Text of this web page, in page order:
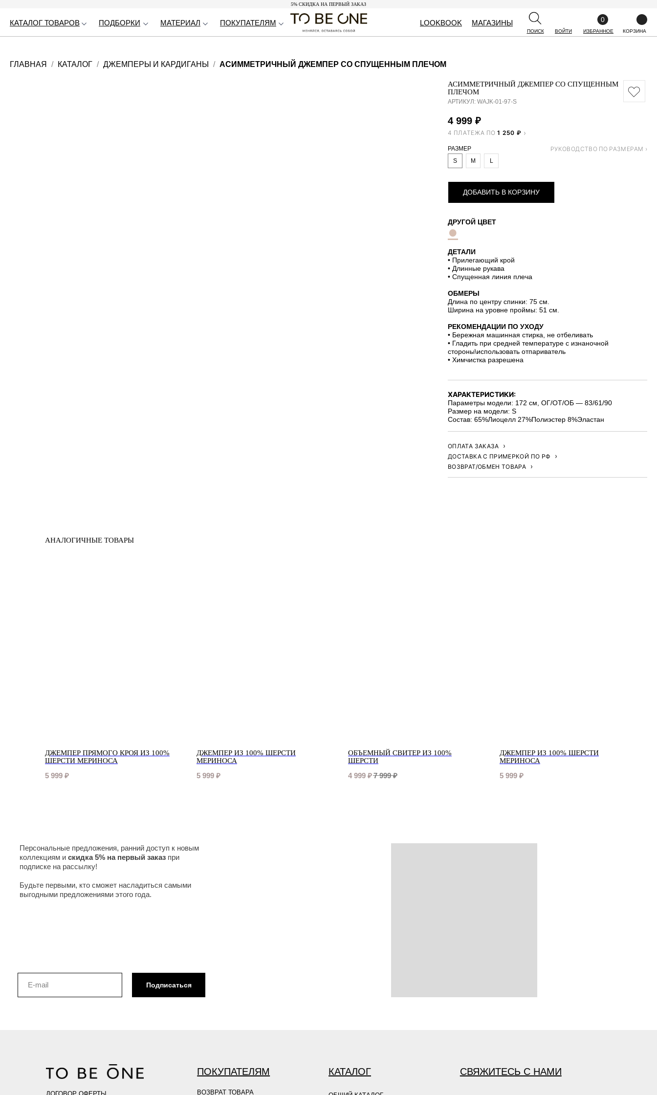
КАТАЛОГ ТОВАРОВ ПОКУПАТЕЛЯМ
МАТЕРИАЛ LOOKBOOK
ПОДБОРКИ МАГАЗИНЫ
5% СКИДКА НА ПЕРВЫЙ ЗАКАЗ
0
ВОЙТИ
ПОИСК ИЗБРАННОЕ КОРЗИНА
КАТАЛОГ ТОВАРОВ ПОКУПАТЕЛЯМ
МАТЕРИАЛ LOOKBOOK
ПОДБОРКИ МАГАЗИНЫ
5% СКИДКА НА ПЕРВЫЙ ЗАКАЗ
0
ВОЙТИ
ПОИСК ИЗБРАННОЕ КОРЗИНА
ГЛАВНАЯ КАТАЛОГ ДЖЕМПЕРЫ И КАРДИГАНЫ АСИММЕТРИЧНЫЙ ДЖЕМПЕР СО СПУЩЕННЫМ ПЛЕЧОМ
АСИММЕТРИЧНЫЙ ДЖЕМПЕР СО СПУЩЕННЫМ
ПЛЕЧОМ
АРТИКУЛ: WAJK-01-97-S
4 999 ₽
4 ПЛАТЕЖА ПО1 250 ₽
РАЗМЕР
S
M L
ДОБАВИТЬ В КОРЗИНУ
ДРУГОЙ ЦВЕТ
●
ДЕТАЛИ
• Прилегающий крой
• Длинные рукава
• Спущенная линия плеча
ОБМЕРЫ
Длина по центру спинки: 75 см.
Ширина на уровне проймы: 51 см.
РЕКОМЕНДАЦИИ ПО УХОДУ
• Бережная машинная стирка, не отбеливать
• Гладить при средней температуре с изнаночной
стороны\использовать отпариватель
• Химчистка разрешена
ХАРАКТЕРИСТИКИ:
Параметры модели: 172 см, ОГ/ОТ/ОБ — 83/61/90
Размер на модели: S
Состав: 65%Лиоцелл 27%Полиэстер 8%Эластан
ОПЛАТА ЗАКАЗА
ДОСТАВКА С ПРИМЕРКОЙ ПО РФ
ВОЗВРАТ/ОБМЕН ТОВАРА
АНАЛОГИЧНЫЕ ТОВАРЫ
ДЖЕМПЕР ПРЯМОГО КРОЯ ИЗ 100%
ШЕРСТИ МЕРИНОСА
5 999 ₽
ДЖЕМПЕР ИЗ 100% ШЕРСТИ
МЕРИНОСА
5 999 ₽
ОБЪЕМНЫЙ СВИТЕР ИЗ 100%
ШЕРСТИ
4 999 ₽7 999 ₽
ДЖЕМПЕР ИЗ 100% ШЕРСТИ
МЕРИНОСА
5 999 ₽
Подписаться
Персональные предложения, ранний доступ к новым
коллекциям и скидка 5% на первый заказ при
подписке на рассылку!
Будьте первыми, кто сможет насладиться самыми
выгодными предложениями этого года.
ПОКУПАТЕЛЯМ
ВОЗВРАТ ТОВАРА
КАТАЛОГ СВЯЖИТЕСЬ С НАМИ